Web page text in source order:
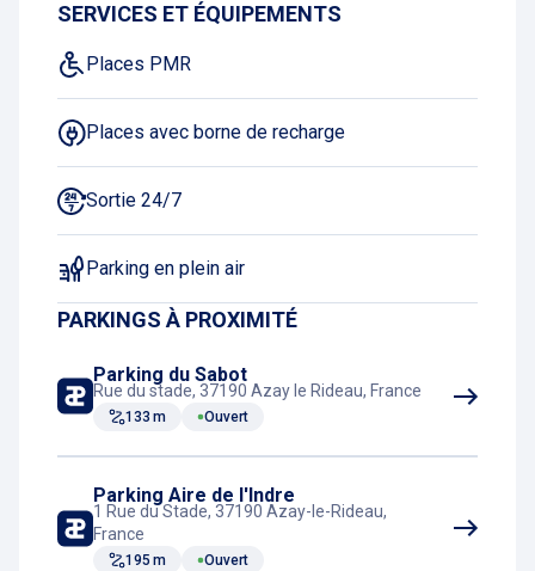
SERVICES ET ÉQUIPEMENTS
Places PMR
Places avec borne de recharge
Sortie 24/7
Parking en plein air
PARKINGS À PROXIMITÉ
Parking du Sabot
Rue du stade, 37190 Azay le Rideau, France
133 m Ouvert
Parking Aire de l'Indre
1 Rue du Stade, 37190 Azay-le-Rideau,
France
195 m Ouvert